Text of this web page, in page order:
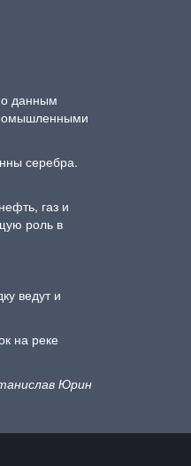
данным
серебра.
газ и
роль в
ведут и
на реке
Юрин